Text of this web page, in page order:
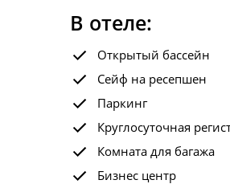
В отеле:
Открытый бассейн
Сейф на ресепшен
Паркинг
Круглосуточная
Комната для багажа
Бизнес центр